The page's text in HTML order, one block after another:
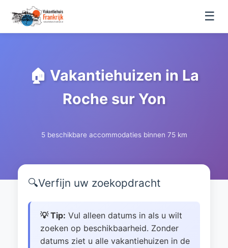
☰
🏠 Vakantiehuizen in La
Roche sur Yon
5 beschikbare accommodaties binnen 75 km
🔍Verfijn uw zoekopdracht
💡 Tip: Vul alleen datums in als u wilt
zoeken op beschikbaarheid. Zonder
datums ziet u alle vakantiehuizen in de